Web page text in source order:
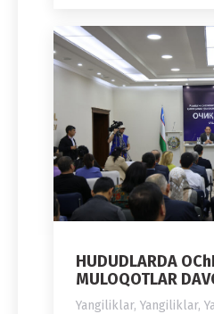
HUDUDLARDA
MULOQOTLAR
Yangiliklar, Yangiliklar,